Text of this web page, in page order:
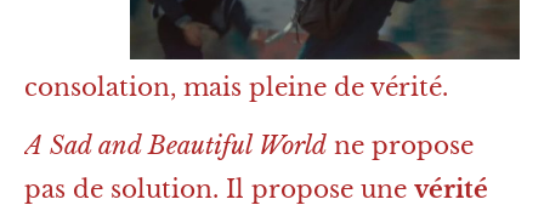
consolation, mais pleine de vérité.
A Sad and Beautiful World ne propose
pas de solution. Il propose une vérité